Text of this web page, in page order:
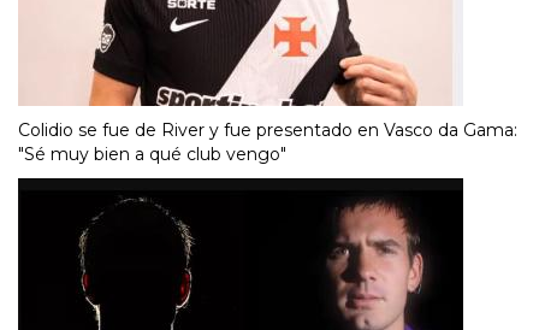
Colidio se fue de River y fue presentado en Vasco da Gama:
"Sé muy bien a qué club vengo"